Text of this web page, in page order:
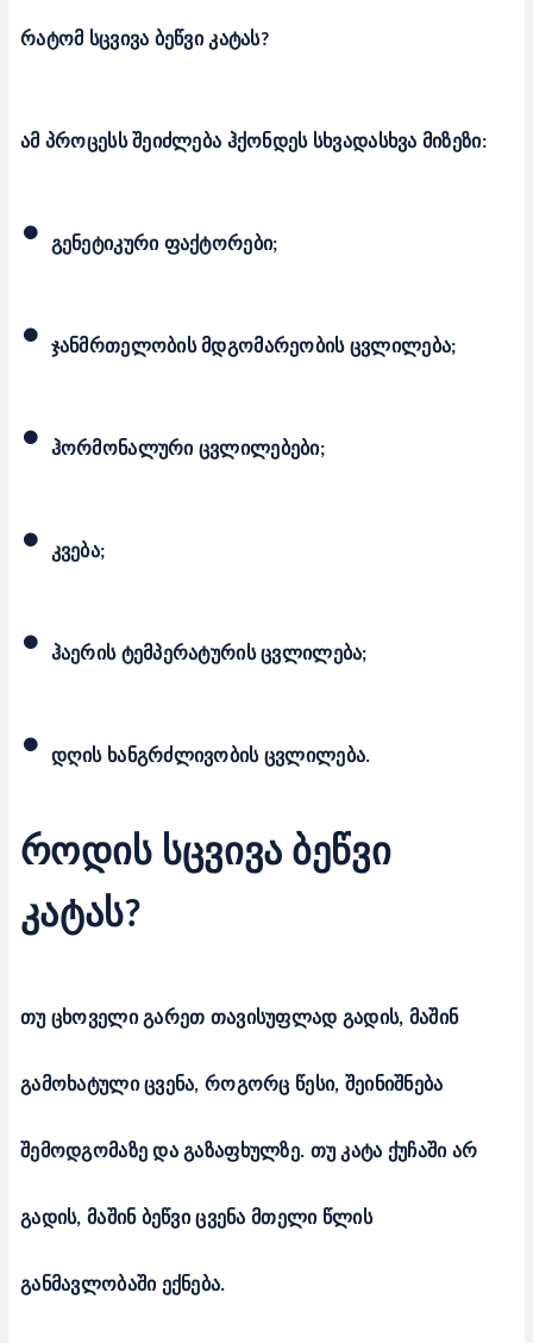
რატომ სცვივა ბეწვი კატას?
ამ პროცესს შეიძლება ჰქონდეს სხვადასხვა მიზეზი:
• გენეტიკური ფაქტორები;
• ჯანმრთელობის მდგომარეობის ცვლილება;
• ჰორმონალური ცვლილებები;
• კვება;
• ჰაერის ტემპერატურის ცვლილება;
• დღის ხანგრძლივობის ცვლილება.
როდის სცვივა ბეწვი
კატას?
თუ ცხოველი გარეთ თავისუფლად გადის, მაშინ
გამოხატული ცვენა, როგორც წესი, შეინიშნება
შემოდგომაზე და გაზაფხულზე. თუ კატა ქუჩაში არ
გადის, მაშინ ბეწვი ცვენა მთელი წლის
განმავლობაში ექნება.